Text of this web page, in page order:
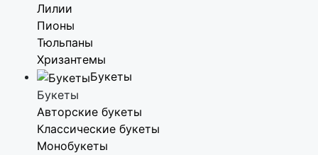
Лилии
Пионы
Тюльпаны
Хризантемы
Букеты
Букеты
Авторские букеты
Классические букеты
Монобукеты